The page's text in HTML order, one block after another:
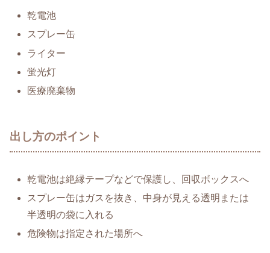
乾電池
スプレー缶
ライター
蛍光灯
医療廃棄物
出し方のポイント
乾電池は絶縁テープなどで保護し、回収ボックスへ
スプレー缶はガスを抜き、中身が見える透明または
半透明の袋に入れる
危険物は指定された場所へ